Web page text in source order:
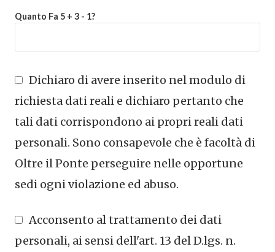
Quanto Fa 5 + 3 - 1?
Dichiaro di avere inserito nel modulo di
richiesta dati reali e dichiaro pertanto che
tali dati corrispondono ai propri reali dati
personali. Sono consapevole che è facoltà di
Oltre il Ponte perseguire nelle opportune
sedi ogni violazione ed abuso.
Acconsento al trattamento dei dati
personali, ai sensi dell'art. 13 del D.lgs. n.